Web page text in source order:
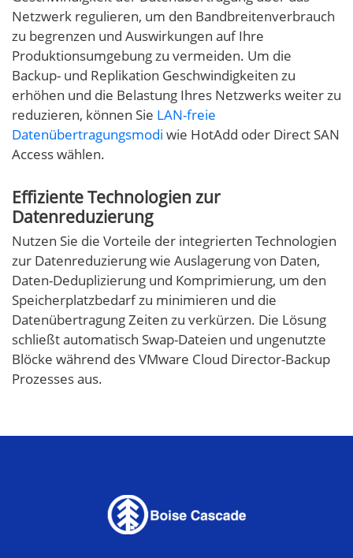
Netzwerk regulieren, um den Bandbreitenverbrauch
zu begrenzen und Auswirkungen auf Ihre
Produktionsumgebung zu vermeiden. Um die
Backup- und Replikation Geschwindigkeiten zu
erhöhen und die Belastung Ihres Netzwerks weiter zu
reduzieren, können Sie LAN-freie
Datenübertragungsmodi wie HotAdd oder Direct SAN
Access wählen.
Effiziente Technologien zur
Datenreduzierung
Nutzen Sie die Vorteile der integrierten Technologien
zur Datenreduzierung wie Auslagerung von Daten,
Daten-Deduplizierung und Komprimierung, um den
Speicherplatzbedarf zu minimieren und die
Datenübertragung Zeiten zu verkürzen. Die Lösung
schließt automatisch Swap-Dateien und ungenutzte
Blöcke während des VMware Cloud Director-Backup
Prozesses aus.